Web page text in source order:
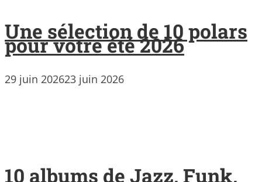
Une sélection de 10 polars
pour votre été 2026
29 juin 202623 juin 2026
10 albums de Jazz, Funk,